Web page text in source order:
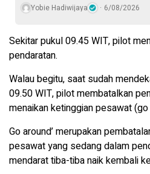
Yobie Hadiwijaya 6/08/2026
Sekitar pukul 09.45 WIT, pilot
pendaratan.
Walau begitu, saat sudah
09.50 WIT, pilot membatalkan
menaikan ketinggian pesawat (go
Go around’ merupakan
pesawat yang sedang dalam
mendarat tiba-tiba naik kembali